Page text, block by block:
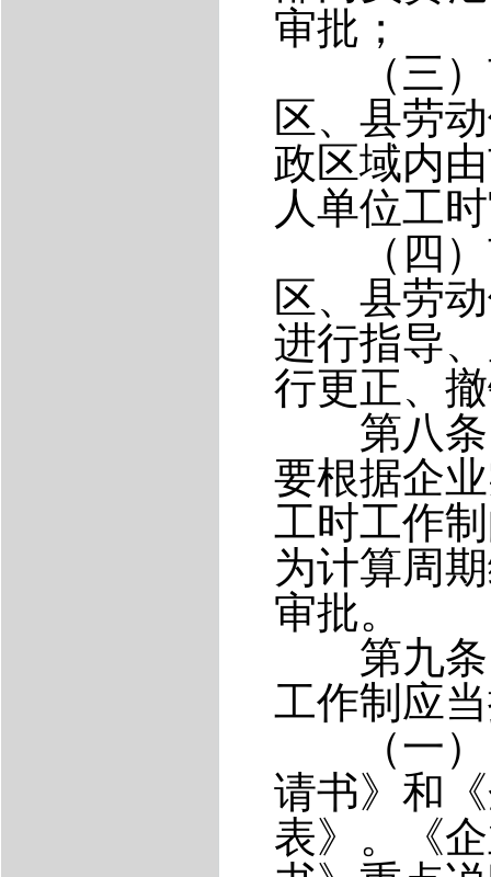
审批；
（三）
区、县劳
政区域内
人单位工
（四）
区、县劳
进行指导
行更正、
第八条
要根据企
工时工作
为计算周
审批。
第九条
工作制应
（一）
请书》和
表》。《